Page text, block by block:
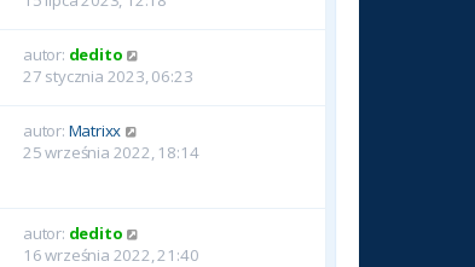
autor: dedito
27 stycznia 2023, 06:23
autor: Matrixx
25 września 2022, 18:14
autor: dedito
16 września 2022, 21:40